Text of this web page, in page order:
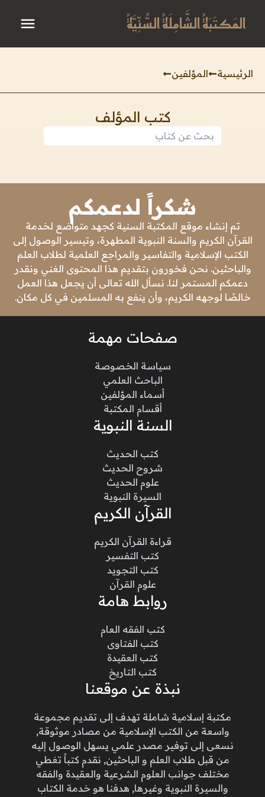
المَكتَبَةُ الشَّامِلَةُ السُّنِّيَّةُ
الرئيسية المؤلفين
كتب المؤلف
شكراً لدعمكم
تم إنشاء موقع المكتبة السنية كجهد متواضع لخدمة
القرآن الكريم والسنة النبوية المطهرة، وتيسير الوصول إلى
الكتب الإسلامية والتفاسير والمراجع العلمية لطلاب العلم
والباحثين. نحن فخورون بتقديم هذا المحتوى الغني ونقدر
دعمكم المستمر لنا. نسأل الله تعالى أن يجعل هذا العمل
خالصًا لوجهه الكريم، وأن ينفع به المسلمين في كل مكان.
صفحات مهمة
سياسة الخصوصة
الباحث العلمي
أسماء المؤلفين
أقسام المكتبة
السنة النبوية
كتب الحديث
شروح الحديث
علوم الحديث
السيرة النبوية
القرآن الكريم
قراءة القرآن الكريم
كتب التفسير
كتب التجويد
علوم القرآن
روابط هامة
كتب الفقه العام
كتب الفتاوى
كتب العقيدة
كتب التاريخ
نبذة عن موقعنا
مكتبة إسلامية شاملة تهدف إلى تقديم مجموعة
واسعة من الكتب الإسلامية من مصادر موثوقة,
نسعى إلى توفير مصدر علمي يسهل الوصول إليه
من قبل طلاب العلم و الباحثين, نقدم كتباً تغطي
مختلف جوانب العلوم الشرعية والعقيدة والفقه
والسيرة النبوية وغيرها, هدفنا هو خدمة الكتاب